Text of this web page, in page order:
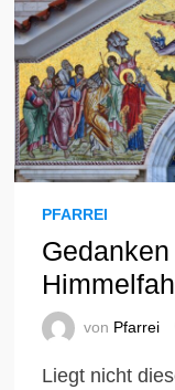
PFARREI
von Pfarrei
Liegt nicht